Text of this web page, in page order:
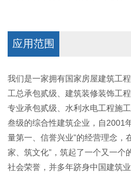
应用范围
我们是一家拥有国家房屋建筑工
工总承包贰级、建筑装修装饰工
专业承包贰级、水利水电工程施
叁级的综合性建筑企业，自2001
量第一、信誉兴业”的经营理念，
家、筑文化”，筑起了一个又一个
社会荣誉，并多年跻身中国建筑业